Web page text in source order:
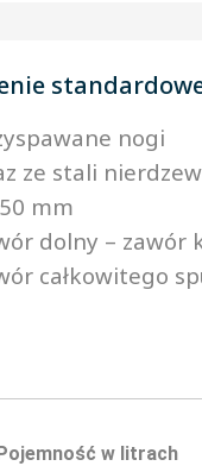
nogi
ze stali
mm
dolny – zawór
całkowitego
w litrach